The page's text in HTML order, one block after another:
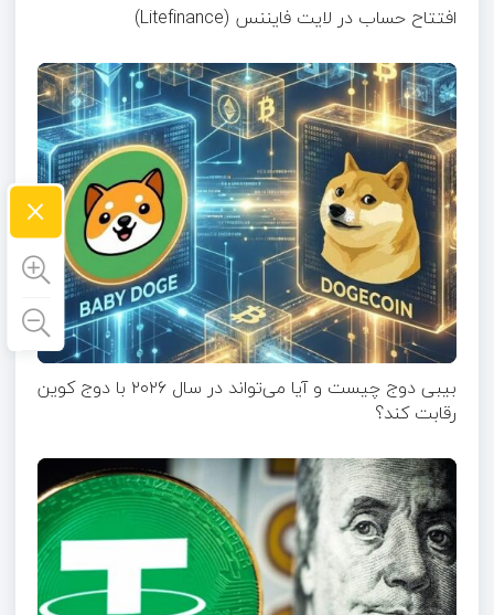
افتتاح حساب در لایت فایننس (Litefinance)
بیبی دوج چیست و آیا می‌تواند در سال ۲۰۲۶ با دوج کوین
رقابت کند؟
×